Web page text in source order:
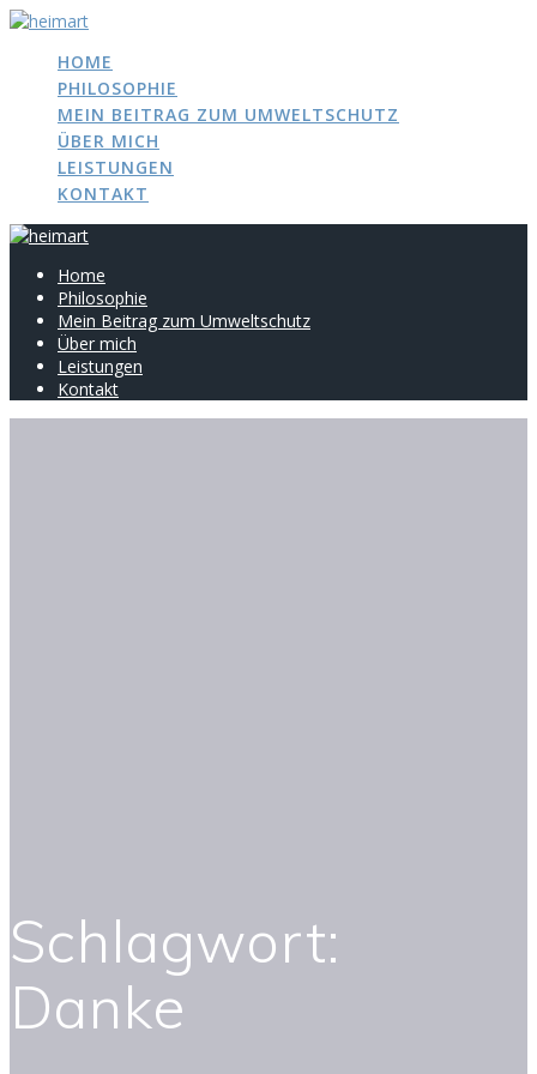
Zum
springenHOME
PHILOSOPHIE
MEIN BEITRAG ZUM UMWELTSCHUTZ
ÜBER MICH
LEISTUNGEN
KONTAKT
Home
Philosophie
Mein Beitrag zum Umweltschutz
Über mich
Leistungen
Kontakt
Schlagwort:
Danke